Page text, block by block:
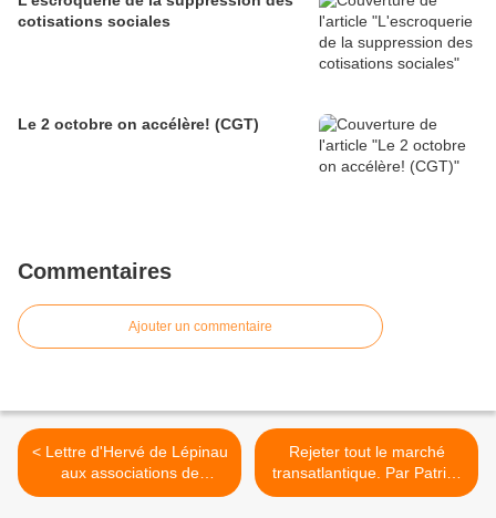
cotisations sociales
Le 2 octobre on accélère! (CGT)
Commentaires
Ajouter un commentaire
< Lettre d'Hervé de Lépinau
aux associations de
Carpentras, mensonge ou
Rejeter tout le marché
transatlantique. Par Patrick
le Hyaric >